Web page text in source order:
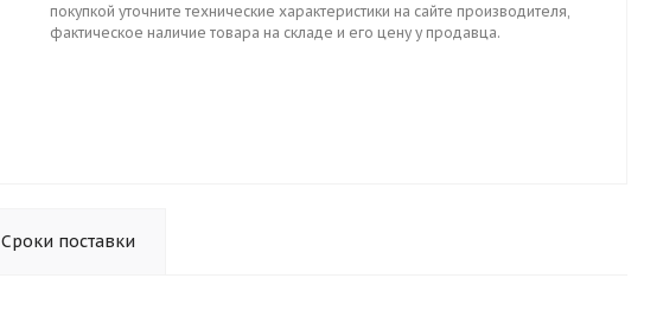
покупкой уточните технические характеристики на сайте производителя,
фактическое наличие товара на складе и его цену у продавца.
Сроки поставки